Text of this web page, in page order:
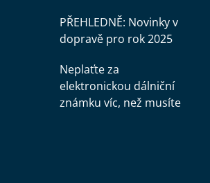
PŘEHLEDNĚ: Novinky v
dopravě pro rok 2025
Neplaťte za
elektronickou dálniční
známku víc, než musíte